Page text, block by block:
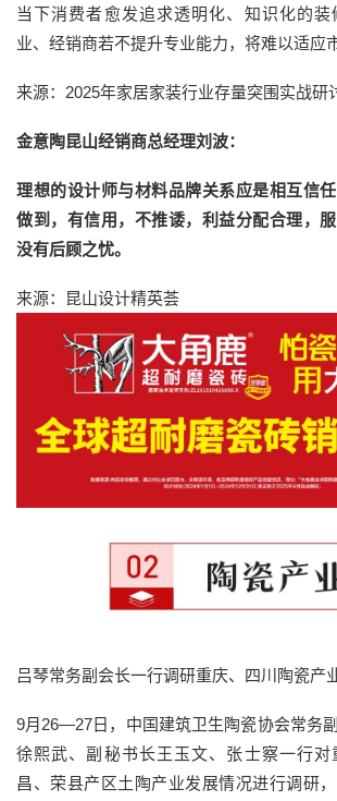
当下消费者愈发追求透明化、知识化的
业、经销商若不提升专业能力，将难以适应
来源：2025年家居家装行业存量突围实战研
金意陶昆山经销商总经理刘波：
理想的设计师与材料品牌关系应是相互信
做到，有信用，不推诿，利益分配合理，
没有后顾之忧。
来源：昆山设计精英荟
吕琴常务副会长一行调研重庆、四川陶瓷产
9月26—27日，中国建筑卫生陶瓷协会常务
徐熙武、副秘书长王玉文、张士察一行对
昌、荣县产区土陶产业发展情况进行调研